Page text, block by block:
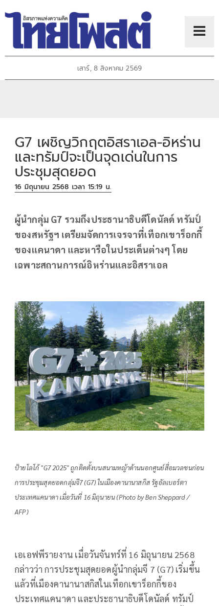
เสาร์, 8 สิงหาคม 2569
G7 เผชิญวิกฤตอิสราเอล-อิหร่าน
และทรัมป์จะเป็นจุดเด่นในการ
ประชุมสุดยอด
16 มิถุนายน 2568 เวลา 15:19 น.
ผู้นำกลุ่ม G7 รวมถึงประธานาธิบดีโดนัลด์ ทรัมป์
ของสหรัฐฯ เตรียมจัดการเจรจาที่เทือกเขาร็อกกี้
ของแคนาดา และหารือในประเด็นต่างๆ โดย
เฉพาะสถานการณ์อิหร่านและอิสราเอล
ป้ายโลโก้ "G7 2025" ถูกติดตั้งบนสนามหญ้าด้านนอกศูนย์สื่อมวลชนก่อน
การประชุมสุดยอดกลุ่มจี7 (G7) ในเมืองคานานาสกิส รัฐอัลเบอร์ตา
ประเทศแคนาดา เมื่อวันที่ 16 มิถุนายน (Photo by Ben Sheppard /
AFP)
เอเอฟพีรายงาน เมื่อวันจันทร์ที่ 16 มิถุนายน 2568
กล่าวว่า การประชุมสุดยอดผู้นำกลุ่มจี 7 (G7) เริ่มขึ้น
แล้วที่เมืองคานานาสกิสในเทือกเขาร็อกกี้ของ
ประเทศแคนาดา และประธานาธิบดีโดนัลด์ ทรัมป์